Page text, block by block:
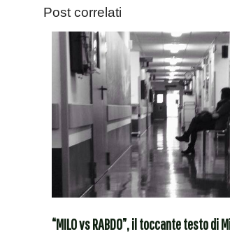
Post correlati
“MILO vs RABDO”, il toccante testo di